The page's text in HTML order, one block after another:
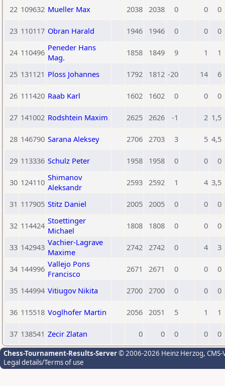
22 109632 Mueller Max 2038 2038 0 0 0
23 110117 Obran Harald 1946 1946 0 0 0
24 110496 Peneder Hans
Mag.
1858 1849 9 1 1
25 131121 Ploss Johannes 1792 1812 -20 14 6
26 111420 Raab Karl 1602 1602 0 0 0
27 141002 Rodshtein Maxim 2625 2626 -1 2 1,5
28 146790 Sarana Aleksey 2706 2703 3 5 4,5
29 113336 Schulz Peter 1958 1958 0 0 0
30 124110 Shimanov
Aleksandr
2593 2592 1 4 3,5
31 117905 Stitz Daniel 2005 2005 0 0 0
32 114424 Stoettinger
Michael
1808 1808 0 0 0
33 142943 Vachier-Lagrave
Maxime
2742 2742 0 4 3
34 144996 Vallejo Pons
Francisco
2671 2671 0 0 0
35 144994 Vitiugov Nikita 2700 2700 0 0 0
36 115518 Voglhofer Martin 2056 2051 5 1 1
37 138541 Zecir Zlatan 0 0 0 0 0
Chess-Tournament-Results-Server© 2006-2026 Heinz Herzog,
Legal details/Terms of use